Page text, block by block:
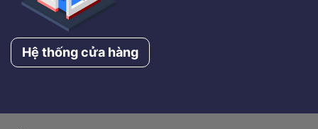
Hệ thống cửa hàng